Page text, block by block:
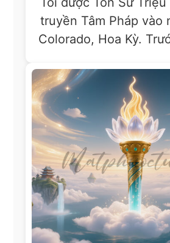
truyền Tâm Pháp vào
Colorado, Hoa Kỳ.